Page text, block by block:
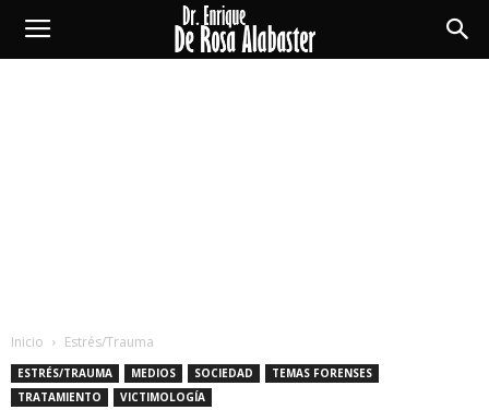
Enrique
Inicio Estrés/Trauma
ESTRÉS/TRAUMA MEDIOS SOCIEDAD
TEMAS FORENSES
TRATAMIENTO
VICTIMOLOGÍA